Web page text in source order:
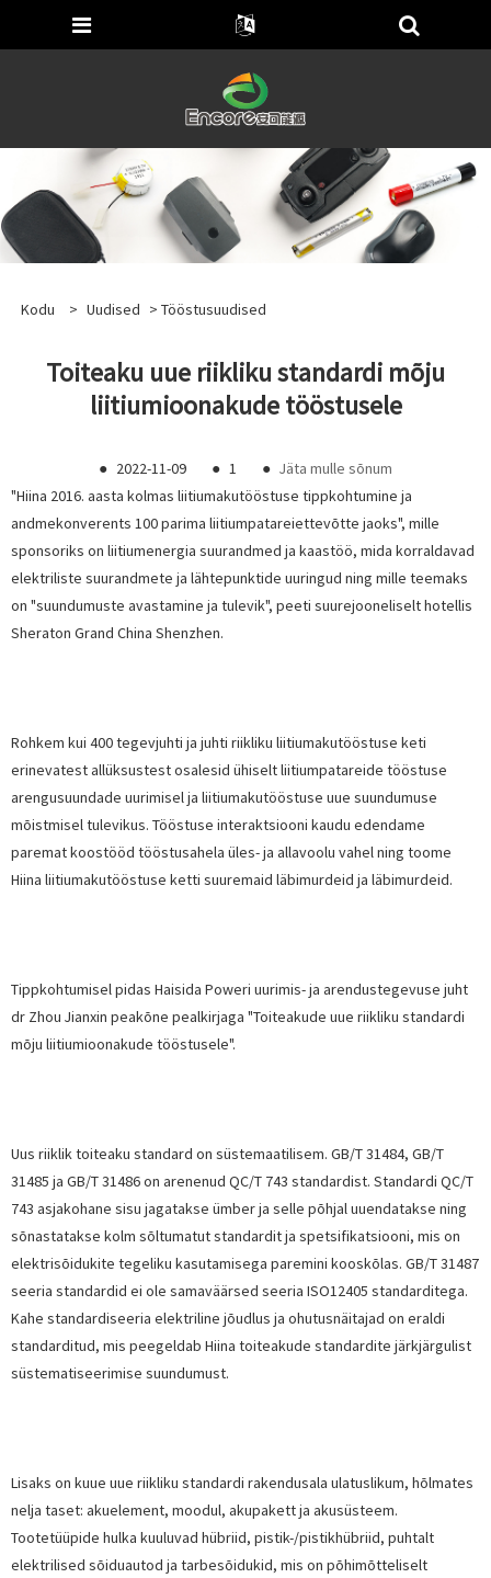
Kodu > Uudised > Tööstusuudised
Toiteaku uue riikliku standardi mõju
liitiumioonakude tööstusele
● 2022-11-09 ● 1 ● Jäta mulle sõnum
"Hiina 2016. aasta kolmas liitiumakutööstuse tippkohtumine ja
andmekonverents 100 parima liitiumpatareiettevõtte jaoks", mille
sponsoriks on liitiumenergia suurandmed ja kaastöö, mida korraldavad
elektriliste suurandmete ja lähtepunktide uuringud ning mille teemaks
on "suundumuste avastamine ja tulevik", peeti suurejooneliselt hotellis
Sheraton Grand China Shenzhen.
Rohkem kui 400 tegevjuhti ja juhti riikliku liitiumakutööstuse keti
erinevatest allüksustest osalesid ühiselt liitiumpatareide tööstuse
arengusuundade uurimisel ja liitiumakutööstuse uue suundumuse
mõistmisel tulevikus. Tööstuse interaktsiooni kaudu edendame
paremat koostööd tööstusahela üles- ja allavoolu vahel ning toome
Hiina liitiumakutööstuse ketti suuremaid läbimurdeid ja läbimurdeid.
Tippkohtumisel pidas Haisida Poweri uurimis- ja arendustegevuse juht
dr Zhou Jianxin peakõne pealkirjaga "Toiteakude uue riikliku standardi
mõju liitiumioonakude tööstusele".
Uus riiklik toiteaku standard on süstemaatilisem. GB/T 31484, GB/T
31485 ja GB/T 31486 on arenenud QC/T 743 standardist. Standardi QC/T
743 asjakohane sisu jagatakse ümber ja selle põhjal uuendatakse ning
sõnastatakse kolm sõltumatut standardit ja spetsifikatsiooni, mis on
elektrisõidukite tegeliku kasutamisega paremini kooskõlas. GB/T 31487
seeria standardid ei ole samaväärsed seeria ISO12405 standarditega.
Kahe standardiseeria elektriline jõudlus ja ohutusnäitajad on eraldi
standarditud, mis peegeldab Hiina toiteakude standardite järkjärgulist
süstematiseerimise suundumust.
Lisaks on kuue uue riikliku standardi rakendusala ulatuslikum, hõlmates
nelja taset: akuelement, moodul, akupakett ja akusüsteem.
Tootetüüpide hulka kuuluvad hübriid, pistik-/pistikhübriid, puhtalt
elektrilised sõiduautod ja tarbesõidukid, mis on põhimõtteliselt